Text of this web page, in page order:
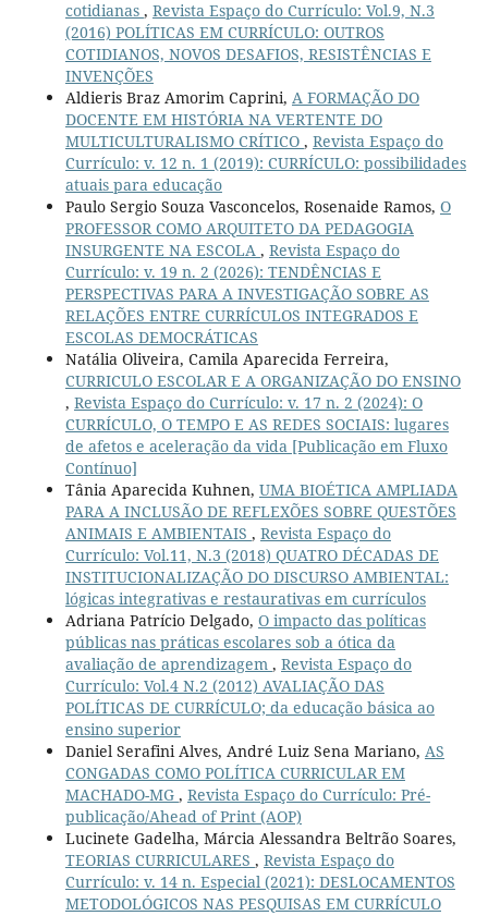
cotidianas , Revista Espaço do Currículo: Vol.9, N.3
(2016) POLÍTICAS EM CURRÍCULO: OUTROS
COTIDIANOS, NOVOS DESAFIOS, RESISTÊNCIAS E
INVENÇÕES
Aldieris Braz Amorim Caprini, A FORMAÇÃO DO
DOCENTE EM HISTÓRIA NA VERTENTE DO
MULTICULTURALISMO CRÍTICO , Revista Espaço do
Currículo: v. 12 n. 1 (2019): CURRÍCULO: possibilidades
atuais para educação
Paulo Sergio Souza Vasconcelos, Rosenaide Ramos, O
PROFESSOR COMO ARQUITETO DA PEDAGOGIA
INSURGENTE NA ESCOLA , Revista Espaço do
Currículo: v. 19 n. 2 (2026): TENDÊNCIAS E
PERSPECTIVAS PARA A INVESTIGAÇÃO SOBRE AS
RELAÇÕES ENTRE CURRÍCULOS INTEGRADOS E
ESCOLAS DEMOCRÁTICAS
Natália Oliveira, Camila Aparecida Ferreira,
CURRICULO ESCOLAR E A ORGANIZAÇÃO DO ENSINO
, Revista Espaço do Currículo: v. 17 n. 2 (2024): O
CURRÍCULO, O TEMPO E AS REDES SOCIAIS: lugares
de afetos e aceleração da vida [Publicação em Fluxo
Contínuo]
Tânia Aparecida Kuhnen, UMA BIOÉTICA AMPLIADA
PARA A INCLUSÃO DE REFLEXÕES SOBRE QUESTÕES
ANIMAIS E AMBIENTAIS , Revista Espaço do
Currículo: Vol.11, N.3 (2018) QUATRO DÉCADAS DE
INSTITUCIONALIZAÇÃO DO DISCURSO AMBIENTAL:
lógicas integrativas e restaurativas em currículos
Adriana Patrício Delgado, O impacto das políticas
públicas nas práticas escolares sob a ótica da
avaliação de aprendizagem , Revista Espaço do
Currículo: Vol.4 N.2 (2012) AVALIAÇÃO DAS
POLÍTICAS DE CURRÍCULO; da educação básica ao
ensino superior
Daniel Serafini Alves, André Luiz Sena Mariano, AS
CONGADAS COMO POLÍTICA CURRICULAR EM
MACHADO-MG , Revista Espaço do Currículo: Pré-
publicação/Ahead of Print (AOP)
Lucinete Gadelha, Márcia Alessandra Beltrão Soares,
TEORIAS CURRICULARES , Revista Espaço do
Currículo: v. 14 n. Especial (2021): DESLOCAMENTOS
METODOLÓGICOS NAS PESQUISAS EM CURRÍCULO